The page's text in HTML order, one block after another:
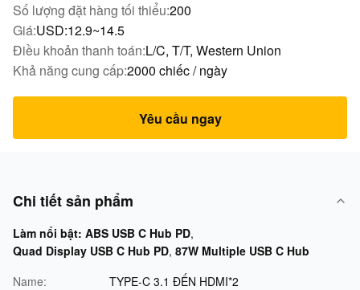
Số lượng đặt hàng tối thiểu:200
Giá:USD:12.9~14.5
Điều khoản thanh toán:L/C, T/T, Western Union
Khả năng cung cấp:2000 chiếc / ngày
Yêu cầu ngay
Chi tiết sản phẩm
Làm nổi bật: ABS USB C Hub PD,
Quad Display USB C Hub PD, 87W Multiple USB C Hub
Name:
TYPE-C 3.1 ĐẾN HDMI*2